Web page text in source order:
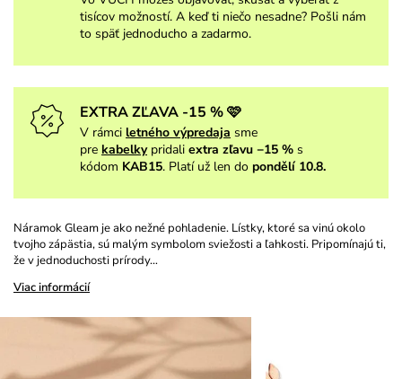
tisícov možností. A keď ti niečo nesadne? Pošli nám
to späť jednoducho a zadarmo.
EXTRA ZĽAVA -15 % 🩷
V rámci letného výpredaja sme
pre kabelky pridali extra zľavu −15 % s
kódom KAB15. Platí už len do pondělí 10.8.
Náramok Gleam je ako nežné pohladenie. Lístky, ktoré sa vinú okolo
tvojho zápästia, sú malým symbolom sviežosti a ľahkosti. Pripomínajú ti,
že v jednoduchosti prírody…
Viac informácií